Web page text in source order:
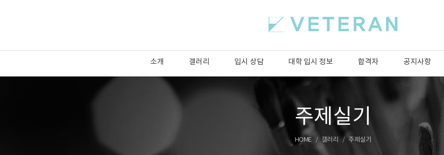
소개 갤러리 입시 상담 대학 입시 정보 합격자 공지사항
주제실기
HOME 갤러리 주제실기